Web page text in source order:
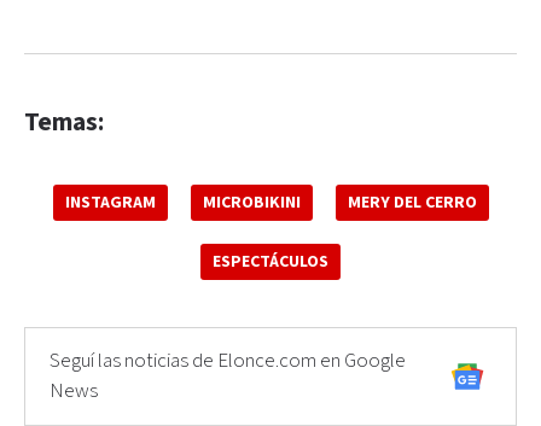
Temas:
INSTAGRAM MICROBIKINI MERY DEL CERRO
ESPECTÁCULOS
Seguí las noticias de Elonce.com en Google
News